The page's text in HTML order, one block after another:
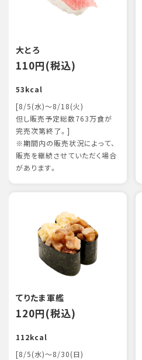
大とろ
110円(税込)
53kcal
[8/5(水)～8/18(火)
但し販売予定総数763万食が
完売次第終了。]
※期間内の販売状況によって、
販売を継続させていただく場合
があります。
てりたま軍艦
120円(税込)
112kcal
[8/5(水)～8/30(日)